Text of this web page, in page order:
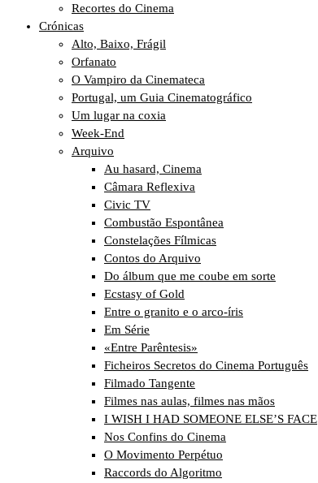
Recortes do Cinema
Crónicas
Alto, Baixo, Frágil
Orfanato
O Vampiro da Cinemateca
Portugal, um Guia Cinematográfico
Um lugar na coxia
Week-End
Arquivo
Au hasard, Cinema
Câmara Reflexiva
Civic TV
Combustão Espontânea
Constelações Fílmicas
Contos do Arquivo
Do álbum que me coube em sorte
Ecstasy of Gold
Entre o granito e o arco-íris
Em Série
«Entre Parêntesis»
Ficheiros Secretos do Cinema Português
Filmado Tangente
Filmes nas aulas, filmes nas mãos
I WISH I HAD SOMEONE ELSE’S FACE
Nos Confins do Cinema
O Movimento Perpétuo
Raccords do Algoritmo